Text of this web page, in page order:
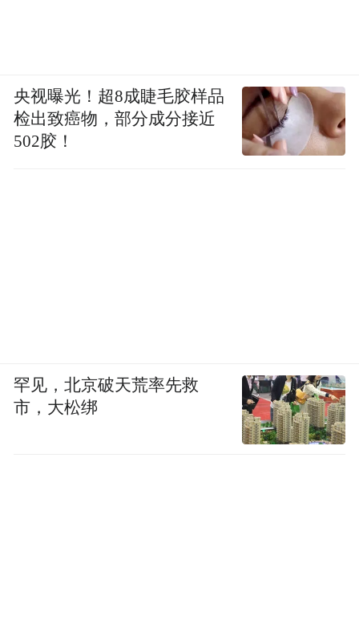
央视曝光！超8成睫毛胶样品
检出致癌物，部分成分接近
502胶！
罕见，北京破天荒率先救
市，大松绑